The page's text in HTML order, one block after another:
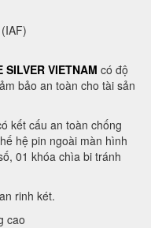
VIETNAM có độ
bảo an toàn cho tài sản
kết cấu an toàn chống
hệ pin ngoài màn hình
01 khóa chìa bi tránh
rinh két.
cao